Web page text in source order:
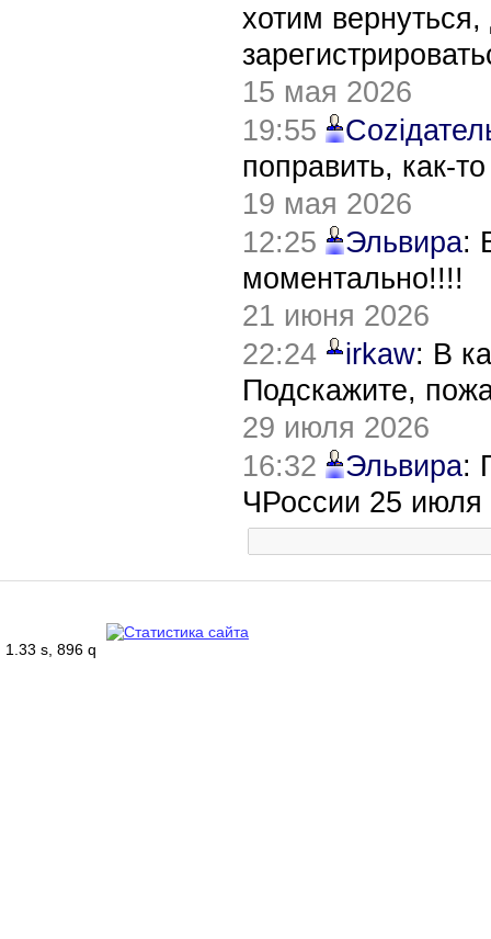
хотим
15 мая 2026
19:55
поправить, как-
19 мая 2026
12:25
Эльвира:
моментально!!!!
21 июня 2026
22:24
irkaw: В
Подскажите,
29 июля 2026
16:32
Эльвира:
ЧРоссии 25 июля
1.33 s, 896 q